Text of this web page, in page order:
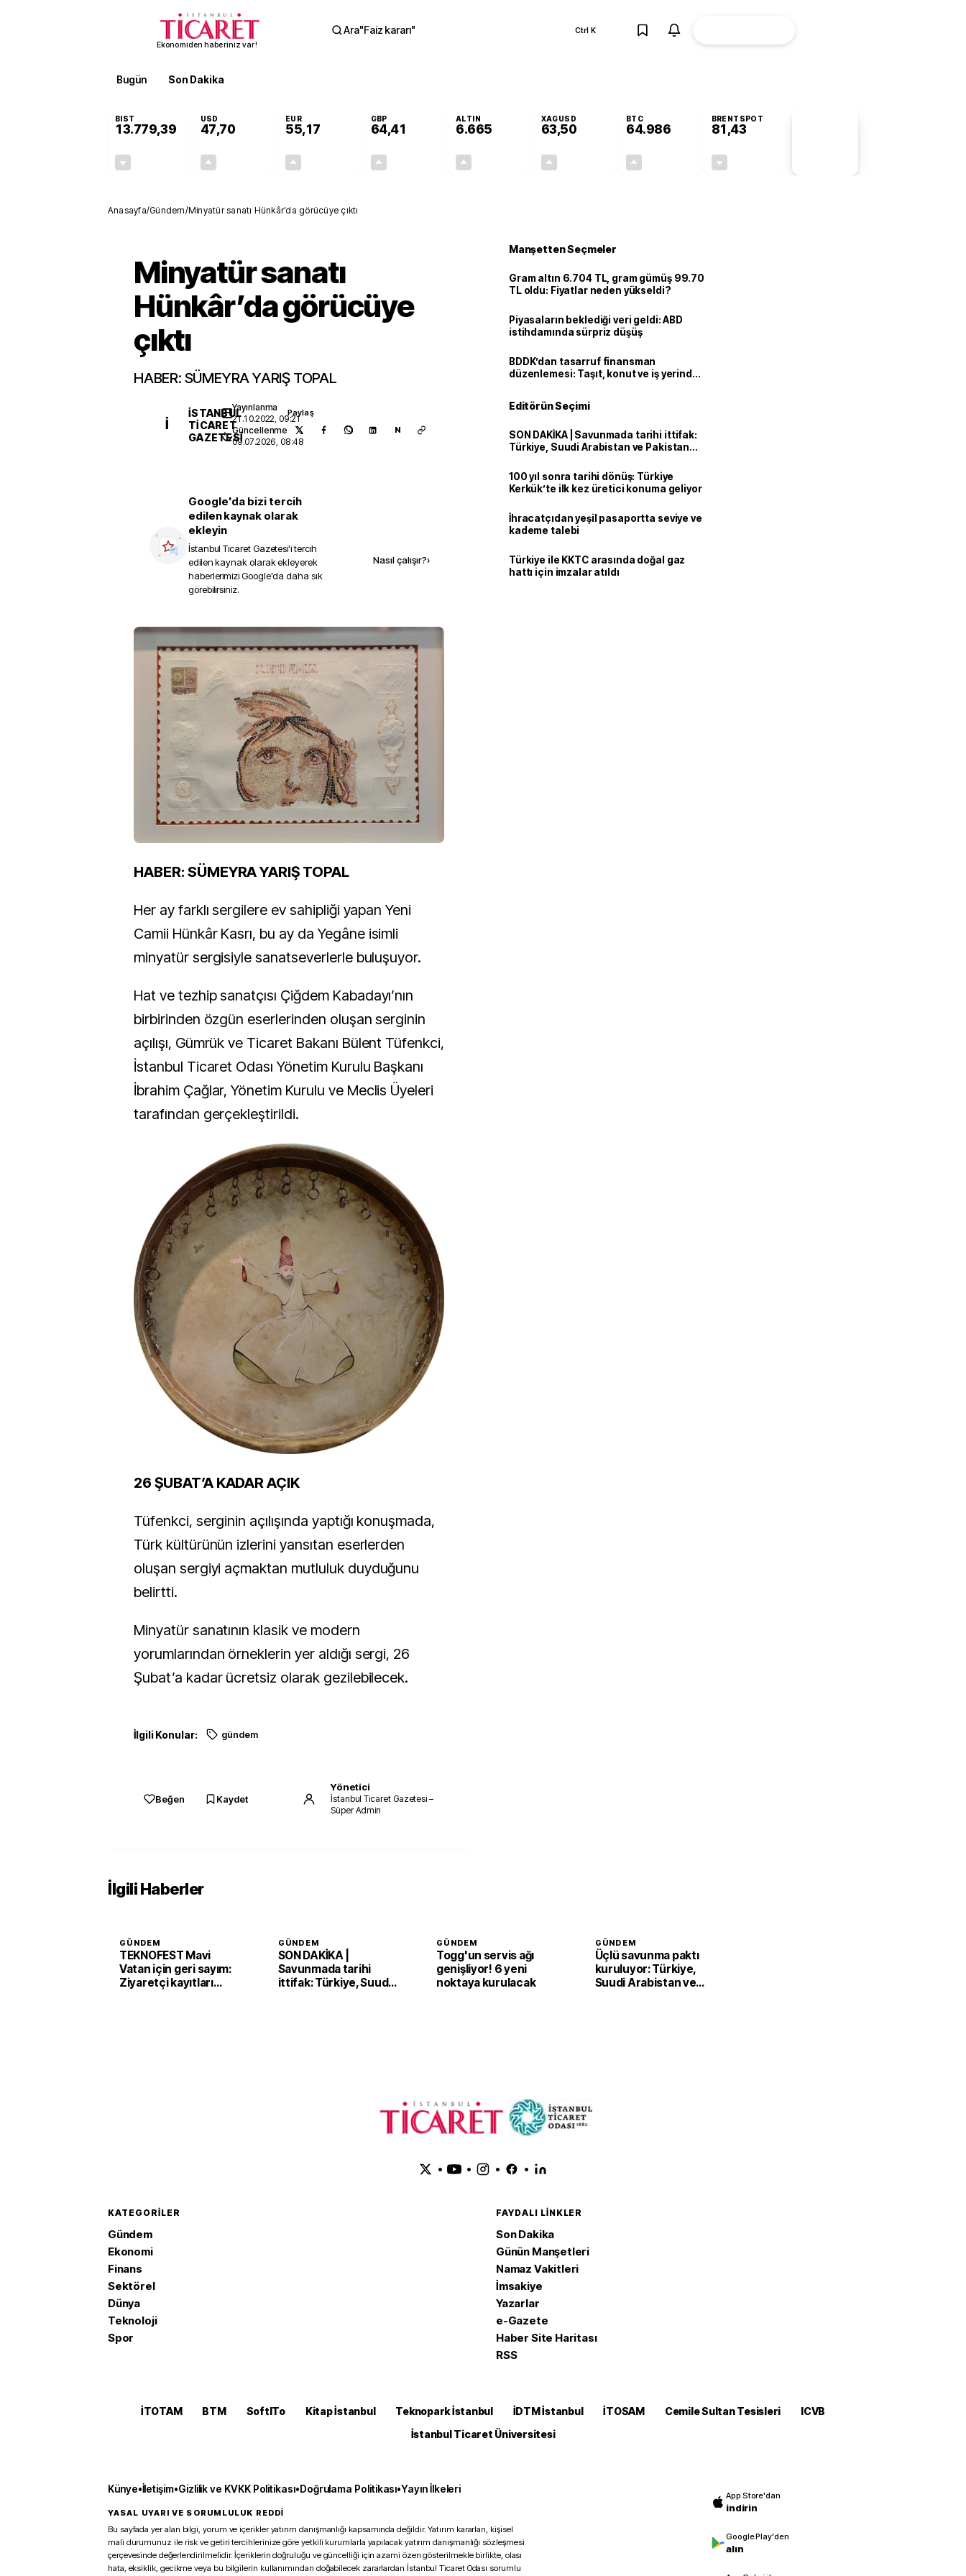
Ekonomiden haberiniz var!
Ara"Faiz kararı" Ctrl K
Bugün Son Dakika
BIST
13.779,39
USD
47,70
EUR
55,17
GBP
64,41
ALTIN
6.665
XAGUSD
63,50
BTC
64.986
BRENTSPOT
81,43
Anasayfa/Gündem/Minyatür sanatı Hünkâr’da görücüye çıktı
Minyatür sanatı
Hünkâr’da görücüye
çıktı
HABER: SÜMEYRA YARIŞ TOPAL
İ
İSTANBUL
TICARET
GAZETESI
Yayınlanma
21.10.2022, 09:21
Güncellenme
09.07.2026, 08:48
Paylaş
N
Google'da bizi tercih
edilen kaynak olarak
ekleyin
İstanbul Ticaret Gazetesi'i tercih
edilen kaynak olarak ekleyerek
haberlerimizi Google'da daha sık
görebilirsiniz.
Nasıl çalışır?›
HABER: SÜMEYRA YARIŞ TOPAL
Her ay farklı sergilere ev sahipliği yapan Yeni
Camii Hünkâr Kasrı, bu ay da Yegâne isimli
minyatür sergisiyle sanatseverlerle buluşuyor.
Hat ve tezhip sanatçısı Çiğdem Kabadayı’nın
birbirinden özgün eserlerinden oluşan serginin
açılışı, Gümrük ve Ticaret Bakanı Bülent Tüfenkci,
İstanbul Ticaret Odası Yönetim Kurulu Başkanı
İbrahim Çağlar, Yönetim Kurulu ve Meclis Üyeleri
tarafından gerçekleştirildi.
26 ŞUBAT’A KADAR AÇIK
Tüfenkci, serginin açılışında yaptığı konuşmada,
Türk kültürünün izlerini yansıtan eserlerden
oluşan sergiyi açmaktan mutluluk duyduğunu
belirtti.
Minyatür sanatının klasik ve modern
yorumlarından örneklerin yer aldığı sergi, 26
Şubat’a kadar ücretsiz olarak gezilebilecek.
İlgili Konular: gündem
Beğen Kaydet
Yönetici
İstanbul Ticaret Gazetesi –
Süper Admin
Manşetten Seçmeler
Gram altın 6.704 TL, gram gümüş 99.70
TL oldu: Fiyatlar neden yükseldi?
Piyasaların beklediği veri geldi: ABD
istihdamında sürpriz düşüş
BDDK’dan tasarruf finansman
düzenlemesi: Taşıt, konut ve iş yerinde
Editörün Seçimi
SON DAKİKA | Savunmada tarihi ittifak:
Türkiye, Suudi Arabistan ve Pakistan
100 yıl sonra tarihi dönüş: Türkiye
Kerkük’te ilk kez üretici konuma geliyor
İhracatçıdan yeşil pasaportta seviye ve
kademe talebi
Türkiye ile KKTC arasında doğal gaz
hattı için imzalar atıldı
İlgili Haberler
GÜNDEM
TEKNOFEST Mavi
Vatan için geri sayım:
Ziyaretçi kayıtları
GÜNDEM
SON DAKİKA |
Savunmada tarihi
ittifak: Türkiye, Suudi
GÜNDEM
Togg'un servis ağı
genişliyor! 6 yeni
noktaya kurulacak
GÜNDEM
Üçlü savunma paktı
kuruluyor: Türkiye,
Suudi Arabistan ve
• • • •
KATEGORILER
Gündem
Ekonomi
Finans
Sektörel
Dünya
Teknoloji
Spor
FAYDALI LINKLER
Son Dakika
Günün Manşetleri
Namaz Vakitleri
İmsakiye
Yazarlar
e-Gazete
Haber Site Haritası
RSS
İTOTAM BTM SoftITo Kitap İstanbul Teknopark İstanbul İDTM İstanbul İTOSAM Cemile Sultan Tesisleri
ICVB
İstanbul Ticaret Üniversitesi
Künye•İletişim•Gizlilik ve KVKK Politikası•Doğrulama Politikası•Yayın İlkeleri
YASAL UYARI VE SORUMLULUK REDDİ
Bu sayfada yer alan bilgi, yorum ve içerikler yatırım danışmanlığı kapsamında değildir. Yatırım kararları, kişisel
mali durumunuz ile risk ve getiri tercihlerinize göre yetkili kurumlarla yapılacak yatırım danışmanlığı sözleşmesi
çerçevesinde değerlendirilmelidir. İçeriklerin doğruluğu ve güncelliği için azami özen gösterilmekle birlikte, olası
hata, eksiklik, gecikme veya bu bilgilerin kullanımından doğabilecek zararlardan İstanbul Ticaret Odası sorumlu
App Store'dan
indirin
Google Play'den
alın